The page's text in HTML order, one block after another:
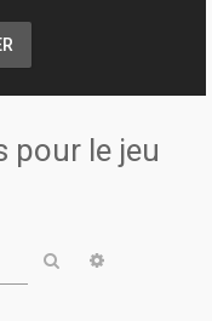
pour le jeu
Rechercher